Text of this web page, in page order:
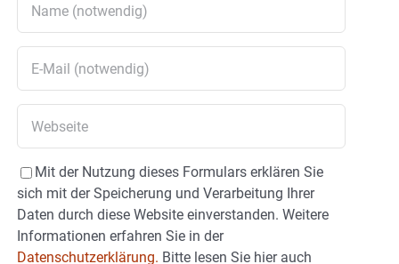
Mit der Nutzung dieses Formulars erklären Sie
sich mit der Speicherung und Verarbeitung Ihrer
Daten durch diese Website einverstanden. Weitere
Informationen erfahren Sie in der
Datenschutzerklärung. Bitte lesen Sie hier auch